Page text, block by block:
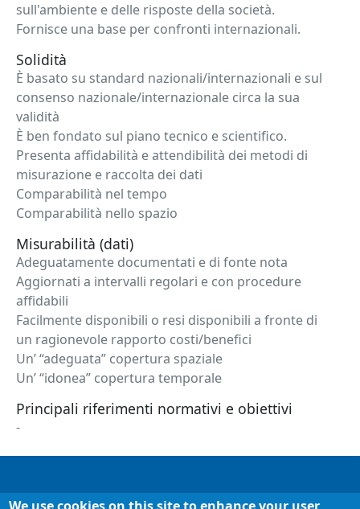
sull'ambiente e delle risposte della società.
Fornisce una base per confronti internazionali.
Solidità
È basato su standard nazionali/internazionali e sul
consenso nazionale/internazionale circa la sua
validità
È ben fondato sul piano tecnico e scientifico.
Presenta affidabilità e attendibilità dei metodi di
misurazione e raccolta dei dati
Comparabilità nel tempo
Comparabilità nello spazio
Misurabilità (dati)
Adeguatamente documentati e di fonte nota
Aggiornati a intervalli regolari e con procedure
affidabili
Facilmente disponibili o resi disponibili a fronte di
un ragionevole rapporto costi/benefici
Un’ “adeguata” copertura spaziale
Un’ “idonea” copertura temporale
Principali riferimenti normativi e obiettivi
-
Informazioni
Chi siamo